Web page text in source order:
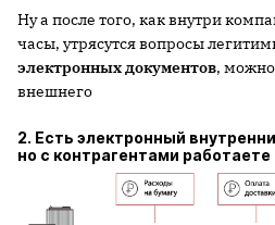
Ну а после того, как внутри
часы, утрясутся вопросы
электронных документов,
внешнего
2. Есть электронный
но с контрагентами работаете